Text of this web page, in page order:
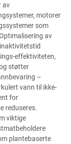
av
motorer
som
av
effektiviteten,
støtter
–
vann til ikke-
for
reduseres.
viktige
plantebaserte